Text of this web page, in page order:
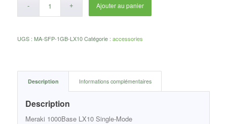
Ajouter au panier
UGS : MA-SFP-1GB-LX10 Catégorie : accessories
Description Informations complémentaires
Description
Meraki 1000Base LX10 Single-Mode